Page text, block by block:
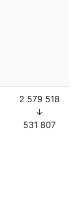
2 579 518
↓
531 807